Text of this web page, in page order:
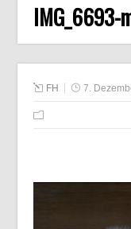
IMG_6693-
FH 7.